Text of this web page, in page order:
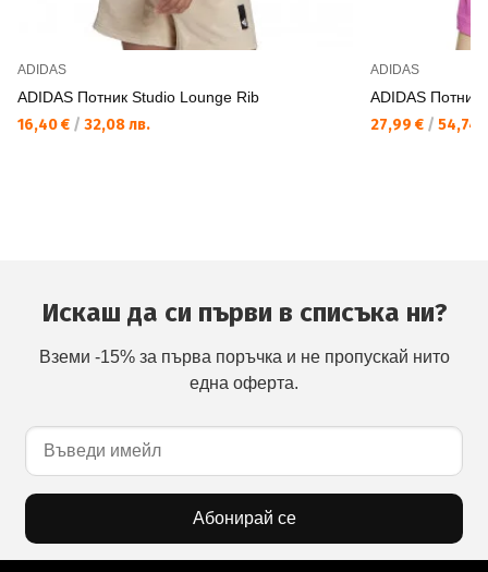
ADIDAS
ADIDAS Потник Studio Lounge Rib
16,40 € / 32,08 лв.
ADIDAS
ADIDAS Потник
27,99 € / 54,74
Искаш да си първи в списъка ни?
Вземи -15% за първа поръчка и не пропускай нито
една оферта.
Абонирай се